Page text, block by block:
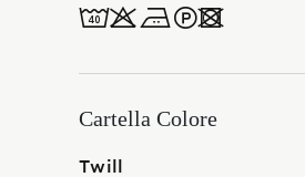
8obWd
Cartella Colore
Twill
ITALIANO
ENGLISH
CONTATTI